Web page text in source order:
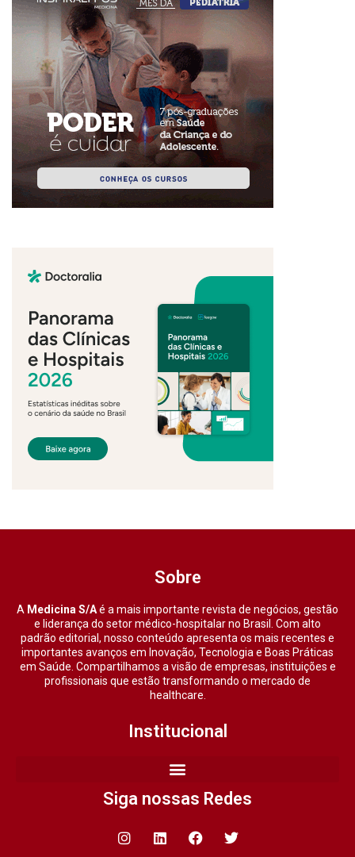
Sobre
A Medicina S/Aé a mais importante revista de negócios, gestão
e liderança do setor médico-hospitalar no Brasil. Com alto
padrão editorial, nosso conteúdo apresenta os mais recentes e
importantes avanços em Inovação, Tecnologia e Boas Práticas
em Saúde. Compartilhamos a visão de empresas, instituições e
profissionais que estão transformando o mercado de
healthcare.
Institucional
Siga nossas Redes